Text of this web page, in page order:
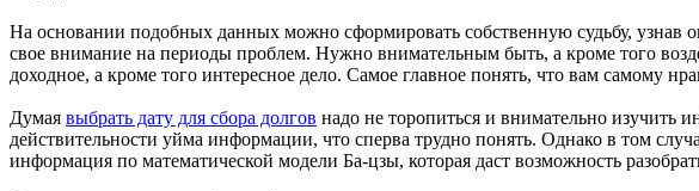
На основании подобных данных можно сформировать собственную судьбу, узнав
свое внимание на периоды проблем. Нужно внимательным быть, а кроме того
доходное, а кроме того интересное дело. Самое главное понять, что вам самому
Думая выбрать дату для сбора долгов надо не торопиться и внимательно изучить
действительности уйма информации, что сперва трудно понять. Однако в том
информация по математической модели Ба-цзы, которая даст возможность